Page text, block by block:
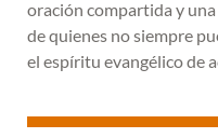
oración compartida y
de quienes no siempre
el espíritu evangélico de